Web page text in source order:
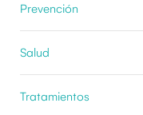
Prevención
Salud
Tratamientos